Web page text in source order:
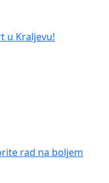
u Kraljevu!
rad na boljem